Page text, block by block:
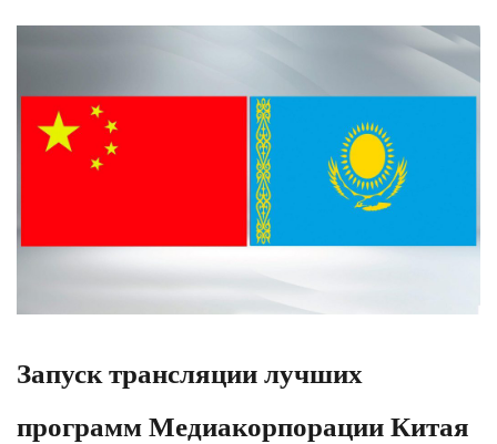
Запуск трансляции лучших
программ Медиакорпорации Китая